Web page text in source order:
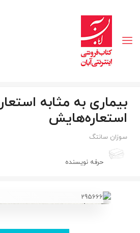
بیماری به مثابه
استعاره‌هایش
سوزان سانتگ
حرفه نویسنده